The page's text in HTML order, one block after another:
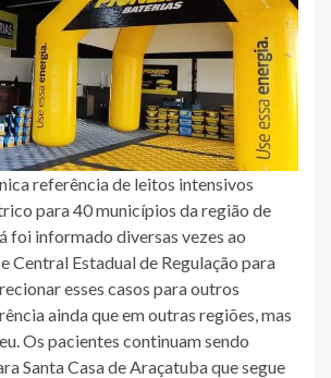
referência de leitos intensivos
para 40 municípios da região de
foi informado diversas vezes ao
Central Estadual de Regulação para
esses casos para outros
ainda que em outras regiões, mas
Os pacientes continuam sendo
Santa Casa de Araçatuba que segue